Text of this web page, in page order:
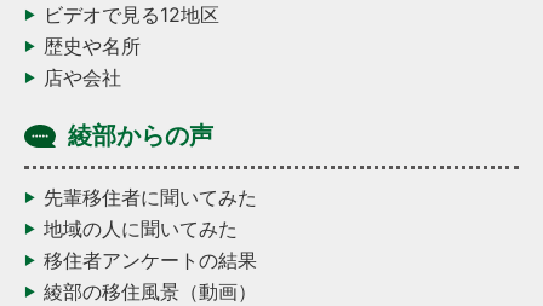
ビデオで見る12地区
歴史や名所
店や会社
綾部からの声
先輩移住者に聞いてみた
地域の人に聞いてみた
移住者アンケートの結果
綾部の移住風景（動画）